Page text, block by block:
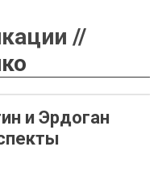
//
и Эрдоган